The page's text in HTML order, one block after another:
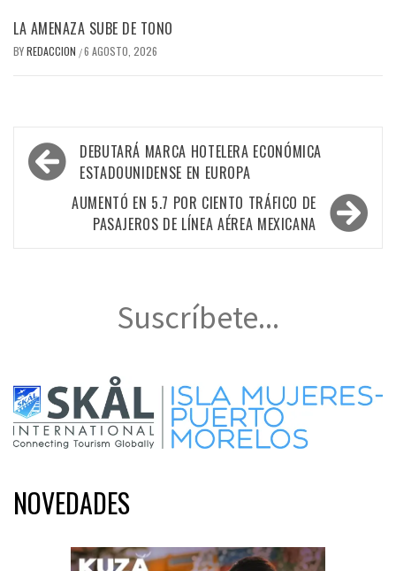
LA AMENAZA SUBE DE TONO
BYREDACCION /6 AGOSTO, 2026
Navegación
de
entradas
DEBUTARÁ MARCA HOTELERA ECONÓMICA
ESTADOUNIDENSE EN EUROPA
AUMENTÓ EN 5.7 POR CIENTO TRÁFICO DE
PASAJEROS DE LÍNEA AÉREA MEXICANA
Suscríbete...
NOVEDADES